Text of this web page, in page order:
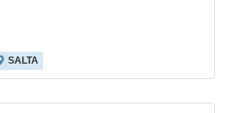
SALTA